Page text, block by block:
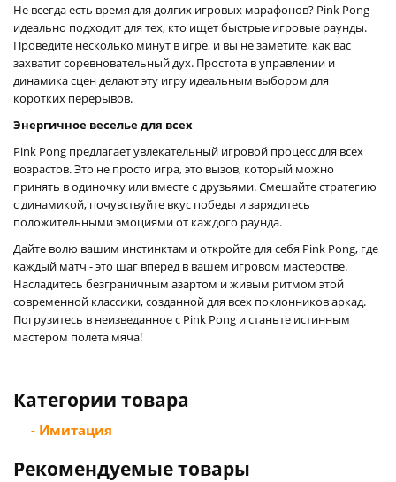
Не всегда есть время для долгих игровых марафонов? Pink Pong
идеально подходит для тех, кто ищет быстрые игровые раунды.
Проведите несколько минут в игре, и вы не заметите, как вас
захватит соревновательный дух. Простота в управлении и
динамика сцен делают эту игру идеальным выбором для
коротких перерывов.
Энергичное веселье для всех
Pink Pong предлагает увлекательный игровой процесс для всех
возрастов. Это не просто игра, это вызов, который можно
принять в одиночку или вместе с друзьями. Смешайте стратегию
с динамикой, почувствуйте вкус победы и зарядитесь
положительными эмоциями от каждого раунда.
Дайте волю вашим инстинктам и откройте для себя Pink Pong, где
каждый матч - это шаг вперед в вашем игровом мастерстве.
Насладитесь безграничным азартом и живым ритмом этой
современной классики, созданной для всех поклонников аркад.
Погрузитесь в неизведанное с Pink Pong и станьте истинным
мастером полета мяча!
Категории товара
- Имитация
Рекомендуемые товары